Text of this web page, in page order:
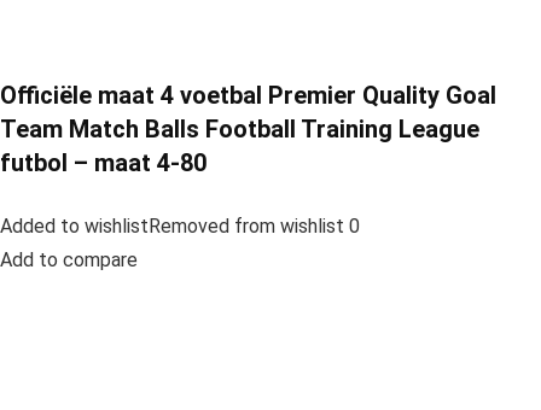
Officiële maat 4 voetbal Premier Quality Goal
Team Match Balls Football Training League
futbol – maat 4-80
Added to wishlistRemoved from wishlist 0
Add to compare